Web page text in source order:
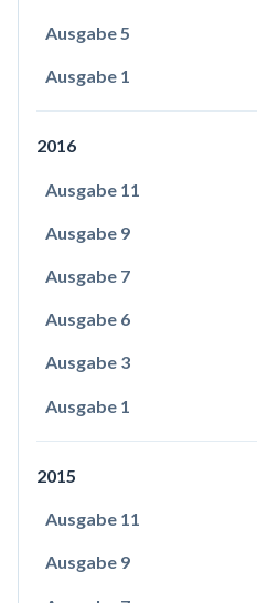
Ausgabe 5
Ausgabe 1
2016
Ausgabe 11
Ausgabe 9
Ausgabe 7
Ausgabe 6
Ausgabe 3
Ausgabe 1
2015
Ausgabe 11
Ausgabe 9